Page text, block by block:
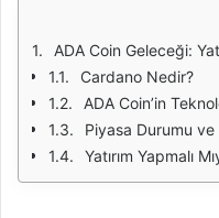
ADA Coin Geleceği:
Cardano Nedir?
ADA Coin’in
Piyasa Durumu ve
Yatırım Yapmalı